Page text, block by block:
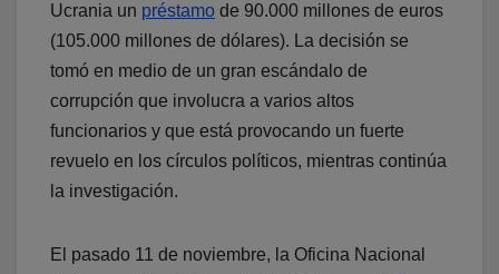
Ucrania un préstamo de 90.000 millones de euros
(105.000 millones de dólares). La decisión se
tomó en medio de un gran escándalo de
corrupción que involucra a varios altos
funcionarios y que está provocando un fuerte
revuelo en los círculos políticos, mientras continúa
la investigación.
El pasado 11 de noviembre, la Oficina Nacional